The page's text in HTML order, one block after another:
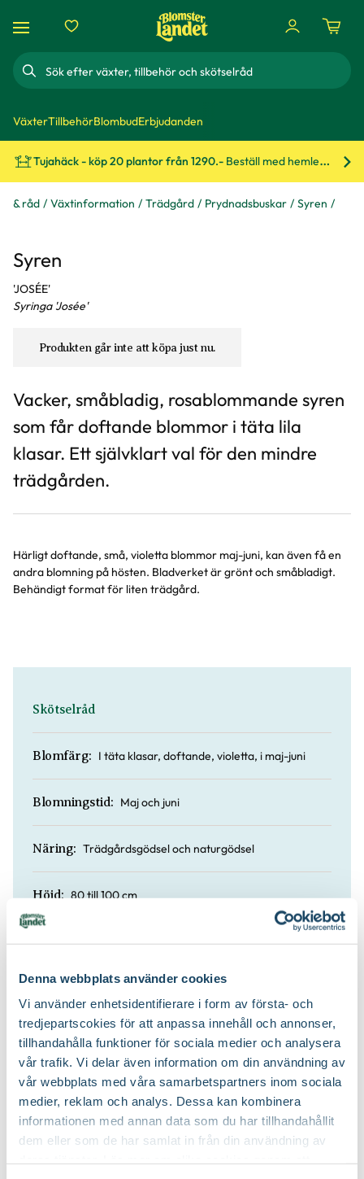
Denna webbplats använder cookies
Vi använder enhetsidentifierare i form av första- och
tredjepartscokies för att anpassa innehåll och annonser,
tillhandahålla funktioner för sociala medier och analysera
vår trafik. Vi delar även information om din användning av
vår webbplats med våra samarbetspartners inom sociala
medier, reklam och analys. Dessa kan kombinera
informationen med annan data som du har tillhandahållit
dem eller som de har samlat in från din användning av
Sök
VäxterTillbehörBlombudErbjudanden
Tujahäck - köp 20 plantor från 1290.- Beställ med hemleverans!
& råd Växtinformation Trädgård Prydnadsbuskar Syren
Syren
'JOSÉE'
Syringa 'Josée'
Produkten går inte att köpa just nu.
Vacker, småbladig, rosablommande syren
som får doftande blommor i täta lila
klasar. Ett självklart val för den mindre
trädgården.
Härligt doftande, små, violetta blommor maj-juni, kan även få en
andra blomning på hösten. Bladverket är grönt och småbladigt.
Behändigt format för liten trädgård.
Skötselråd
Blomfärg: I täta klasar, doftande, violetta, i maj-juni
Blomningstid: Maj och juni
Näring: Trädgårdsgödsel och naturgödsel
Höjd: 80 till 100 cm
Doft: Ja
Vintergrön: Nej
Jordprodukter: Planteringsjord
Växtsätt: Kompakt
Beskärningstid: Juli-september (JAS-perioden)